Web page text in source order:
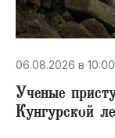
06.08.2026 в 10:00
Ученые
Кунгурской